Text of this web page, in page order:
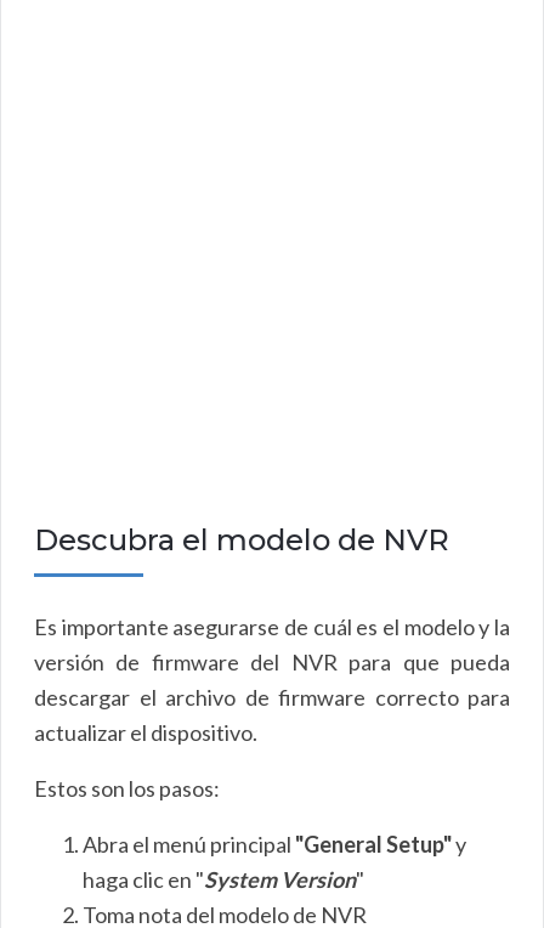
Descubra el modelo de NVR
Es importante asegurarse de cuál es el modelo y la
versión de firmware del NVR para que pueda
descargar el archivo de firmware correcto para
actualizar el dispositivo.
Estos son los pasos:
Abra el menú principal "General Setup"y
haga clic en "System Version"
Toma nota del modelo de NVR